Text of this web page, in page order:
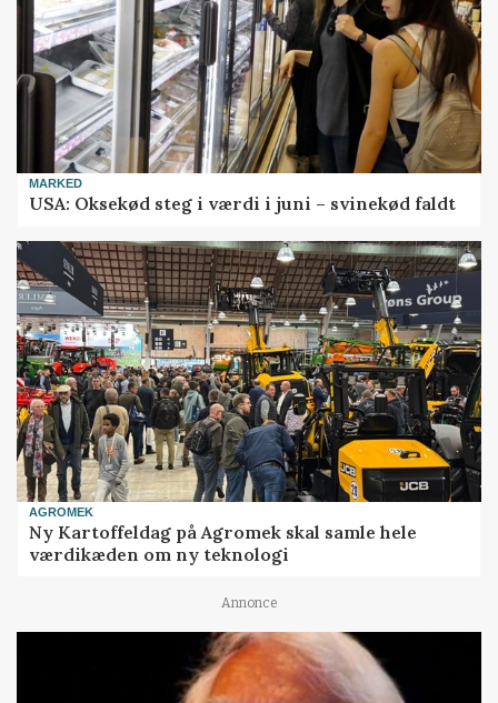
MARKED
USA: Oksekød steg i værdi i juni – svinekød faldt
AGROMEK
Ny Kartoffeldag på Agromek skal samle hele
værdikæden om ny teknologi
Annonce